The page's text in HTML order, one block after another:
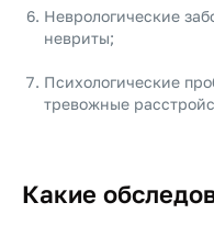
Неврологические
невриты;
Психологические
тревожные
Какие